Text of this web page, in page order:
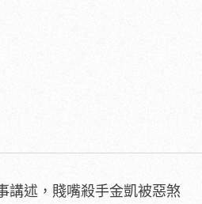
講述，賤嘴殺手金凱被惡煞